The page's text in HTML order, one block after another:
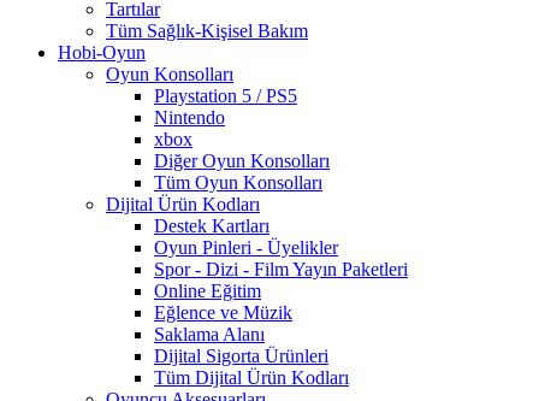
Tartılar
Tüm Sağlık-Kişisel Bakım
Hobi-Oyun
Oyun Konsolları
Playstation 5 / PS5
Nintendo
xbox
Diğer Oyun Konsolları
Tüm Oyun Konsolları
Dijital Ürün Kodları
Destek Kartları
Oyun Pinleri - Üyelikler
Spor - Dizi - Film Yayın Paketleri
Online Eğitim
Eğlence ve Müzik
Saklama Alanı
Dijital Sigorta Ürünleri
Tüm Dijital Ürün Kodları